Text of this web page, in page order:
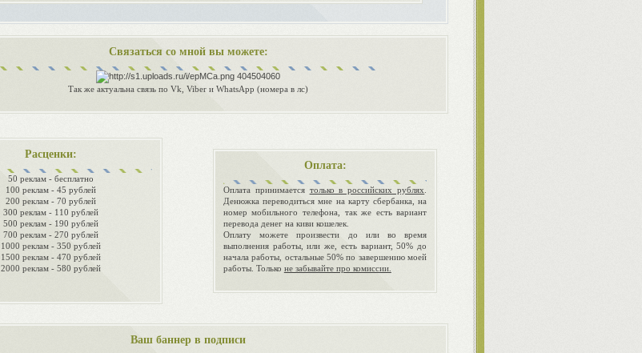
Связаться со мной вы можете:
404504060
Так же актуальна связь по Vk, Viber и WhatsApp (номера в лс)
Расценки:
50 реклам - бесплатно
100 реклам - 45 рублей
200 реклам - 70 рублей
300 реклам - 110 рублей
500 реклам - 190 рублей
700 реклам - 270 рублей
1000 реклам - 350 рублей
1500 реклам - 470 рублей
2000 реклам - 580 рублей
Оплата:
Оплата принимается только в российских рублях
Денюжка переводиться мне на карту сбербанка, на
номер мобильного телефона, так же есть вариант
перевода денег на киви кошелек.
Оплату можете произвести до или во время
выполнения работы, или же, есть вариант, 50% до
начала работы, остальные 50% по завершению моей
работы. Только не забывайте про комиссии.
Ваш баннер в подписи